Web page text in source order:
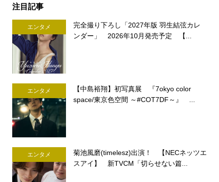
注目記事
エンタメ
完全撮り下ろし「2027年版 羽生結弦カレ
ンダー」 2026年10月発売予定 【...
エンタメ
【中島裕翔】初写真展 『7okyo color
space/東京色空間 ～#COT7DF～』 ...
エンタメ
菊池風磨(timelesz)出演！ 【NECネッツエ
スアイ】 新TVCM「切らせない篇...